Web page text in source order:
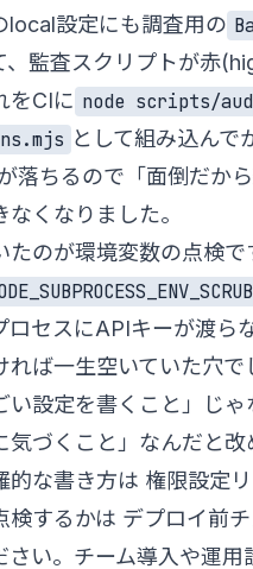
local設定にも調査用の
、監査スクリプトが赤
をCIに node scripts/
として組み込んで
落ちるので「面倒だか
くなりました。
たのが環境変数の点検で
ロセスにAPIキーが渡ら
れば一生空いていた穴で
い設定を書くこと」じゃ
気づくこと」なんだと改
的な書き方は 権限設定
検するかは デプロイ前
さい。チーム導入や運用